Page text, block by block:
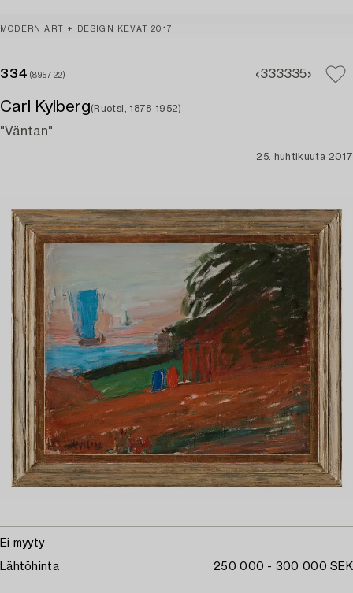
MODERN ART + DESIGN KEVÄT 2017
334 (895722) 333335
Carl Kylberg(Ruotsi, 1878-1952)
"Väntan"
25. huhtikuuta 2017
Ei myyty
Lähtöhinta 250 000 - 300 000 SEK